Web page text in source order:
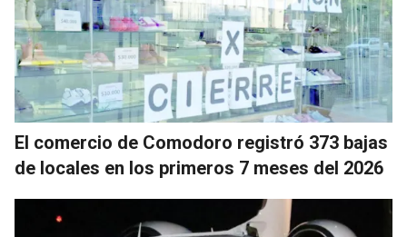
El comercio de Comodoro registró 373 bajas
de locales en los primeros 7 meses del 2026